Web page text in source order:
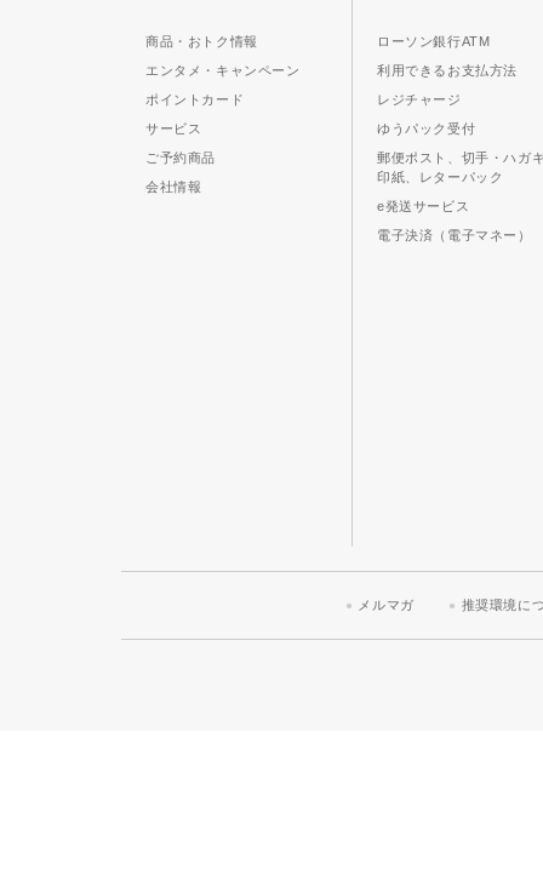
商品・おトク情報
エンタメ・キャンペーン
ポイントカード
サービス
ご予約商品
会社情報
ローソン銀行ATM
利用できるお支払方法
レジチャージ
ゆうパック受付
郵便ポスト、切手・ハガ
印紙、レターパック
e発送サービス
電子決済（電子マネー）
メルマガ 推奨環境に